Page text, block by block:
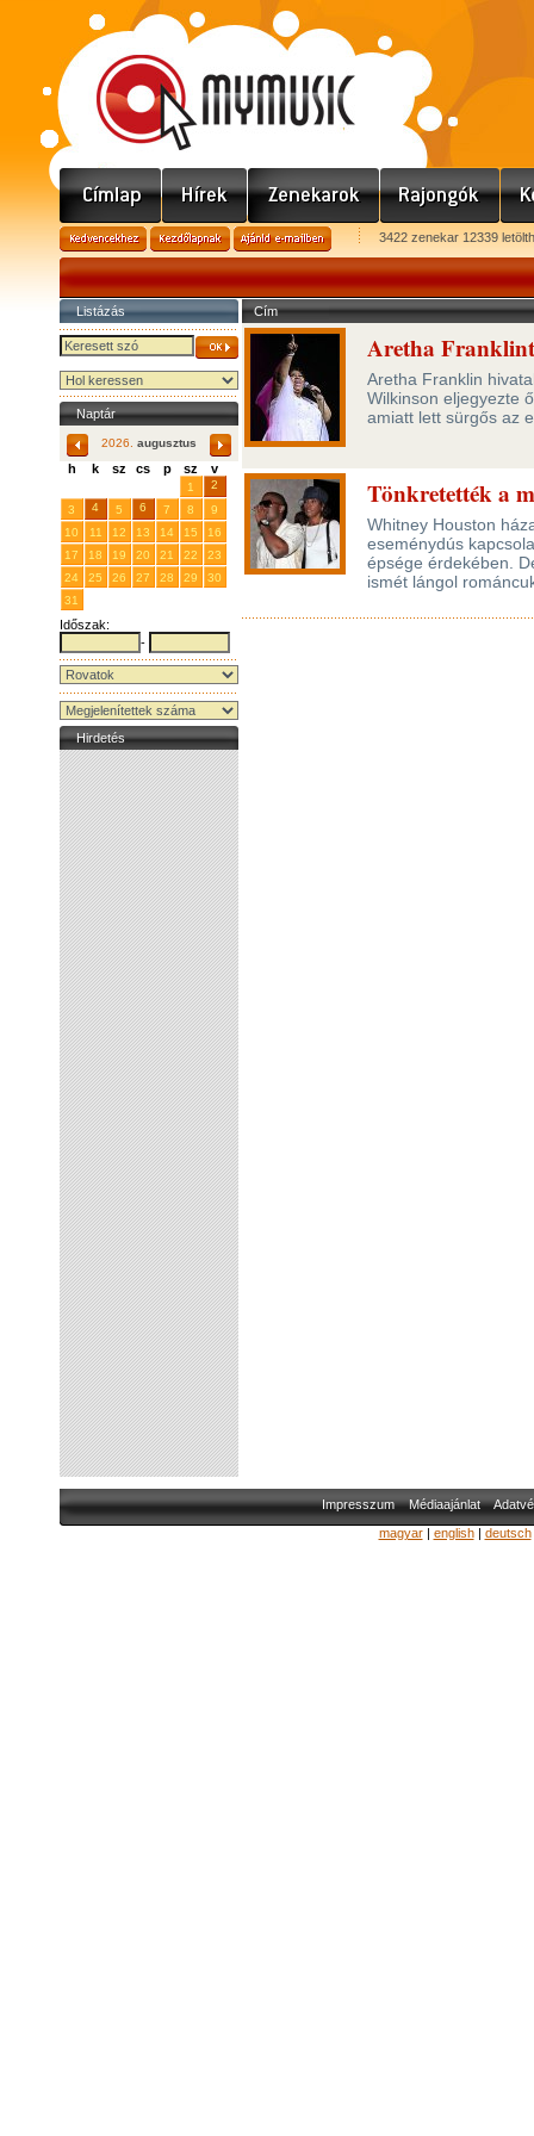
3422 zenekar 12339
Listázás
Naptár
2026. augusztus
h k sz cs p sz v
1
2
3
4 5 6 7 8
9
10
11 12 13 14 15
16
17
18 19 20 21 22
23
24
25 26 27 28 29
30
31
Időszak:
-
Hirdetés
Cím
Aretha
Aretha Franklin
Wilkinson eljegyezte
amiatt lett sürgős az
Tönkretették a
Whitney Houston
eseménydús
épsége érdekében.
ismét lángol
Impresszum Médiaajánlat
magyar| english| deutsch